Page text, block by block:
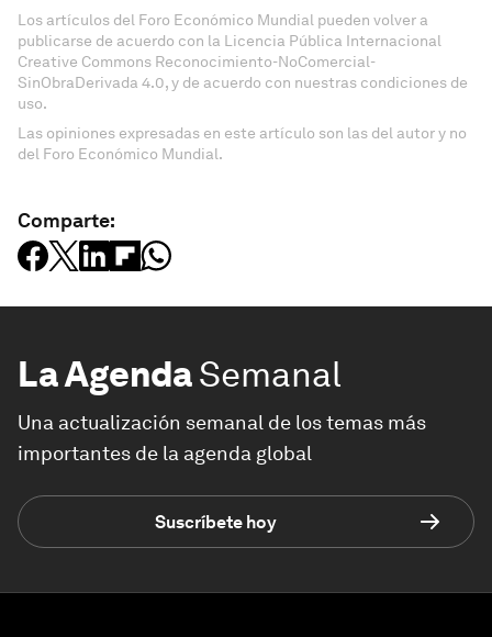
Los artículos del Foro Económico Mundial pueden volver a
publicarse de acuerdo con la Licencia Pública Internacional
Creative Commons Reconocimiento-NoComercial-
SinObraDerivada 4.0, y de acuerdo con nuestras condiciones de
uso.
Las opiniones expresadas en este artículo son las del autor y no
del Foro Económico Mundial.
Comparte:
La AgendaSemanal
Una actualización semanal de los temas más
importantes de la agenda global
Suscríbete hoy